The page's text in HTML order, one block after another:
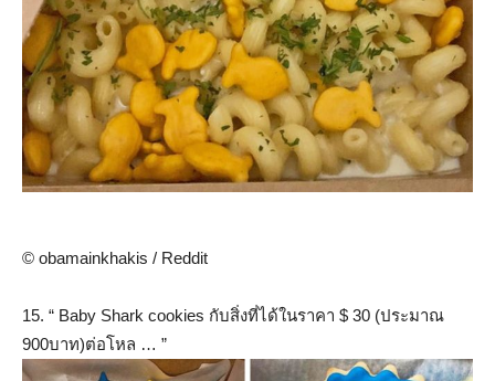
© obamainkhakis / Reddit
15. “ Baby Shark cookies กับสิ่งที่ได้ในราคา $ 30 (ประมาณ
900บาท)ต่อโหล … ”